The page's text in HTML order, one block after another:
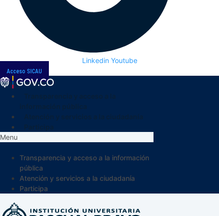
Linkedin Youtube
Acceso SICAU
Menu
Transparencia y acceso a la información
pública
Atención y servicios a la ciudadanía
Participa